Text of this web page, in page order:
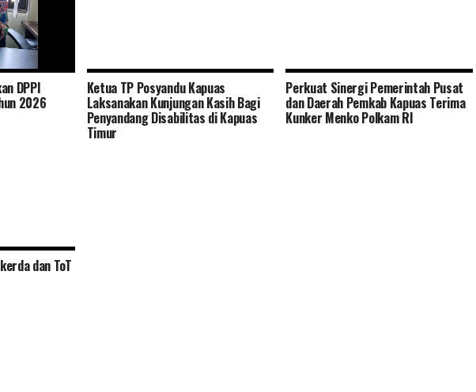
Ramah
Relokasi
DPPI
2026
Ketua TP Posyandu Kapuas
Laksanakan Kunjungan Kasih Bagi
Penyandang Disabilitas di Kapuas
Timur
Perkuat Sinergi Pemerintah Pusat
dan Daerah Pemkab Kapuas Terima
Kunker Menko Polkam RI
dan ToT